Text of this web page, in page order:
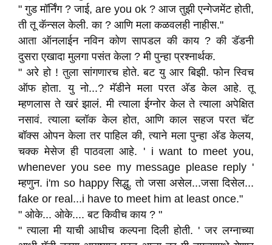
" गुड मॉर्निंग ? जाई, are you ok ? आज तुझी एन्गेजमेंट होती,
ती तू कॅन्सल केली. का ? आणि मला कळवलही नाहीस."
आता ऑनलाईन नविन कोण सापडल की काय ? की डॅडनी
दुसरा एखादा मुलगा पसंत केला ? मी पुन्हा प्रश्नार्थक.
" अरे हो ! तुला सांगणारच होते. बट यु आर बिझी. फोन स्विच
ऑफ होता. यु नो...? मॅडीने मला परत अ‍ॅड केल आहे. तू
म्हणलास ते खरं झालं. मी त्याला ईग्नोर केल ते त्याला अपेक्षित
नसावं. त्याला ब्लॉक केल होत, आणि काल सहज परत चॅट
बॉक्स ओपन केला तर पाहिल की, त्याने मला पुन्हा अ‍ॅड केलय,
चक्क मेसेज ही पाठवला आहे. ' i want to meet you,
whenever you see my message please reply '
म्हणुन. i'm so happy सिद्धु. तो जसा असेल...जसा दिसेल...
fake or real...i have to meet him at least once."
" ओके... ओके.... बट किवीच काय ? "
" त्याला मी याची आधीच कल्पना दिली होती. ' जर लग्नाच्या